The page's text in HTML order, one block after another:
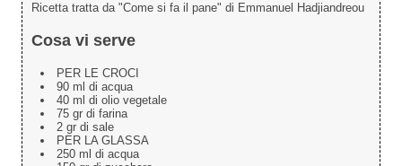
Ricetta tratta da "Come si fa il pane" di Emmanuel Hadjiandreou
Cosa vi serve
PER LE CROCI
90 ml di acqua
40 ml di olio vegetale
75 gr di farina
2 gr di sale
PER LA GLASSA
250 ml di acqua